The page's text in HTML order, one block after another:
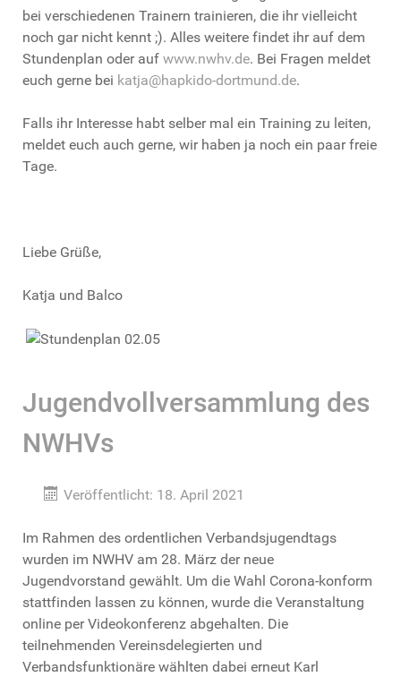
bei verschiedenen Trainern trainieren, die ihr vielleicht
noch gar nicht kennt ;). Alles weitere findet ihr auf dem
Stundenplan oder auf www.nwhv.de. Bei Fragen meldet
euch gerne bei katja@hapkido-dortmund.de.
Falls ihr Interesse habt selber mal ein Training zu leiten,
meldet euch auch gerne, wir haben ja noch ein paar freie
Tage.
Liebe Grüße,
Katja und Balco
Jugendvollversammlung des
NWHVs
Veröffentlicht: 18. April 2021
Im Rahmen des ordentlichen Verbandsjugendtags
wurden im NWHV am 28. März der neue
Jugendvorstand gewählt. Um die Wahl Corona-konform
stattfinden lassen zu können, wurde die Veranstaltung
online per Videokonferenz abgehalten. Die
teilnehmenden Vereinsdelegierten und
Verbandsfunktionäre wählten dabei erneut Karl